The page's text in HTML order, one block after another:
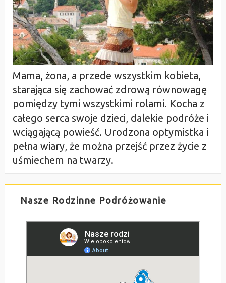
Mama, żona, a przede wszystkim kobieta,
starająca się zachować zdrową równowagę
pomiędzy tymi wszystkimi rolami. Kocha z
całego serca swoje dzieci, dalekie podróże i
wciągającą powieść. Urodzona optymistka i
pełna wiary, że można przejść przez życie z
uśmiechem na twarzy.
Nasze Rodzinne Podróżowanie